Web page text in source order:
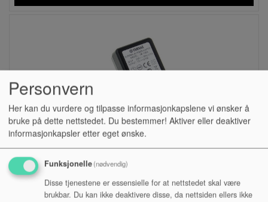
STRØMFORSYNING, YAMAHA PA-130B
Personvern
Her kan du vurdere og tilpasse informasjonkapslene vi ønsker å
bruke på dette nettstedet. Du bestemmer! Aktiver eller deaktiver
informasjonkapsler etter eget ønske.
Funksjonelle(nødvendig)
Disse tjenestene er essensielle for at nettstedet skal være
brukbar. Du kan ikke deaktivere disse, da nettsiden ellers ikke